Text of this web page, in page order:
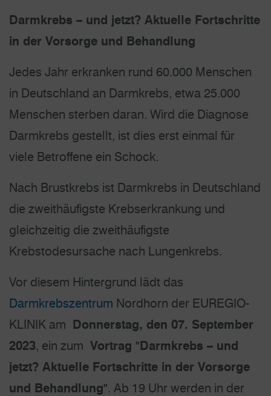
Darmkrebs – und jetzt? Aktuelle Fortschritte
in der Vorsorge und Behandlung
Jedes Jahr erkranken rund 60.000 Menschen
in Deutschland an Darmkrebs, etwa 25.000
Menschen sterben daran. Wird die Diagnose
Darmkrebs gestellt, ist dies erst einmal für
viele Betroffene ein Schock.
Nach Brustkrebs ist Darmkrebs in Deutschland
die zweithäufigste Krebserkrankung und
gleichzeitig die zweithäufigste
Krebstodesursache nach Lungenkrebs.
Vor diesem Hintergrund lädt das
Darmkrebszentrum Nordhorn der EUREGIO-
KLINIK am Donnerstag, den 07. September
2023, ein zum Vortrag "Darmkrebs – und
jetzt? Aktuelle Fortschritte in der Vorsorge
und Behandlung". Ab 19 Uhr werden in der